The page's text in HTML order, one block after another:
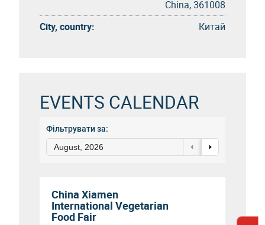
China, 361008
City, country:
Китай
EVENTS CALENDAR
Фільтрувати за:
August, 2026
China Xiamen
International Vegetarian
Food Fair